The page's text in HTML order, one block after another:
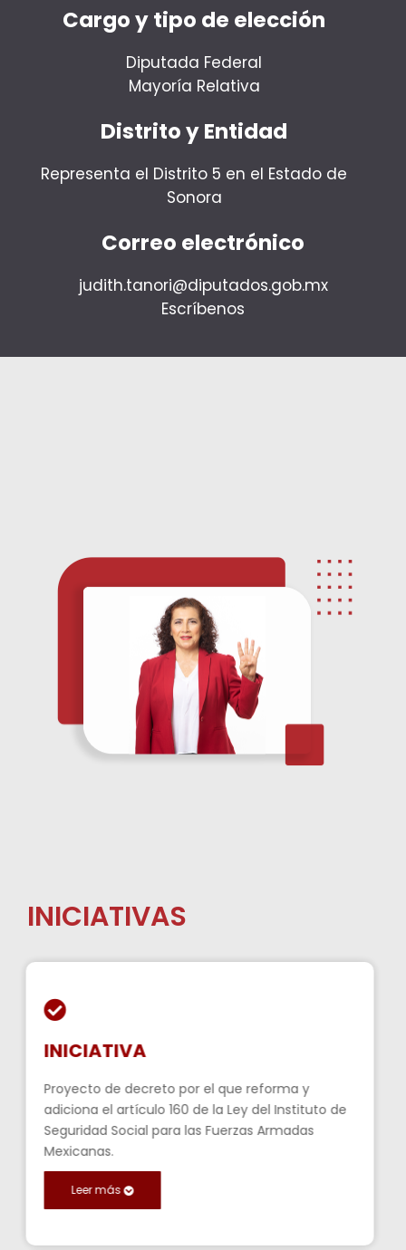
Cargo y tipo de elección
Diputada Federal
Mayoría Relativa
Distrito y Entidad
Representa el Distrito 5 en el Estado de
Sonora
Correo electrónico
judith.tanori@diputados.gob.mx
Escríbenos
INICIATIVAS
INICIATIVA
Proyecto de decreto por el que reforma y
adiciona el artículo 160 de la Ley del Instituto de
Seguridad Social para las Fuerzas Armadas
Mexicanas.
Leer más